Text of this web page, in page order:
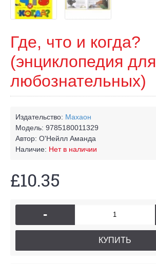
Где, что и когда?
(энциклопедия для
любознательных)
Издательство: Махаон
Модель: 9785180011329
Автор: О'Нейлл Аманда
Наличие: Нет в наличии
£10.35
-
КУПИТЬ